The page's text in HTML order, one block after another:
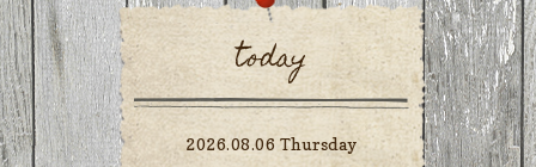
today
2026.08.06 Thursday